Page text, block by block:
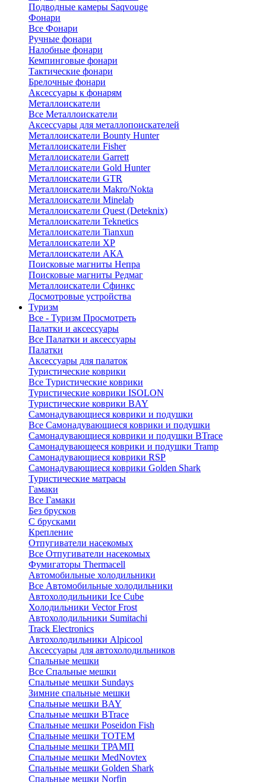
Подводные камеры Saqvouge
Фонари
Все Фонари
Ручные фонари
Налобные фонари
Кемпинговые фонари
Тактические фонари
Брелочные фонари
Аксессуары к фонарям
Металлоискатели
Все Металлоискатели
Аксессуары для металлопоискателей
Металлоискатели Bounty Hunter
Металлоискатели Fisher
Металлоискатели Garrett
Металлоискатели Gold Hunter
Металлоискатели GTR
Металлоискатели Makro/Nokta
Металлоискатели Minelab
Металлоискатели Quest (Deteknix)
Металлоискатели Teknetics
Металлоискатели Tianxun
Металлоискатели XP
Металлоискатели АКА
Поисковые магниты Непра
Поисковые магниты Редмаг
Металлоискатели Сфинкс
Досмотровые устройства
Туризм
Все - Туризм Просмотреть
Палатки и аксессуары
Все Палатки и аксессуары
Палатки
Аксессуары для палаток
Туристические коврики
Все Туристические коврики
Туристические коврики ISOLON
Туристические коврики BAY
Самонадувающиеся коврики и подушки
Все Самонадувающиеся коврики и подушки
Самонадувающиеся коврики и подушки BTrace
Самонадувающееся коврики и подушки Tramp
Самонадувающиеся коврики RSP
Самонадувающиеся коврики Golden Shark
Туристические матрасы
Гамаки
Все Гамаки
Без брусков
С брусками
Крепление
Отпугиватели насекомых
Все Отпугиватели насекомых
Фумигаторы Thermacell
Автомобильные холодильники
Все Автомобильные холодильники
Автохолодильники Ice Cube
Холодильники Vector Frost
Автохолодильники Sumitachi
Track Electronics
Автохолодильники Alpicool
Аксессуары для автохолодильников
Спальные мешки
Все Спальные мешки
Спальные мешки Sundays
Зимние спальные мешки
Спальные мешки BAY
Спальные мешки BTrace
Спальные мешки Poseidon Fish
Спальные мешки ТОТЕМ
Спальные мешки ТРАМП
Cпальные мешки MedNovtex
Спальные мешки Golden Shark
Спальные мешки Norfin